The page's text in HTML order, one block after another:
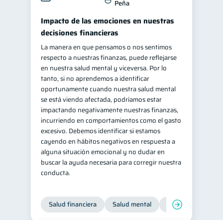
Peña
Impacto de las emociones en nuestras
decisiones financieras
La manera en que pensamos o nos sentimos
respecto a nuestras finanzas, puede reflejarse
en nuestra salud mental y viceversa. Por lo
tanto, si no aprendemos a identificar
oportunamente cuando nuestra salud mental
se está viendo afectada, podríamos estar
impactando negativamente nuestras finanzas,
incurriendo en comportamientos como el gasto
excesivo. Debemos identificar si estamos
cayendo en hábitos negativos en respuesta a
alguna situación emocional y no dudar en
buscar la ayuda necesaria para corregir nuestra
conducta.
Salud financiera Salud mental Inclusión